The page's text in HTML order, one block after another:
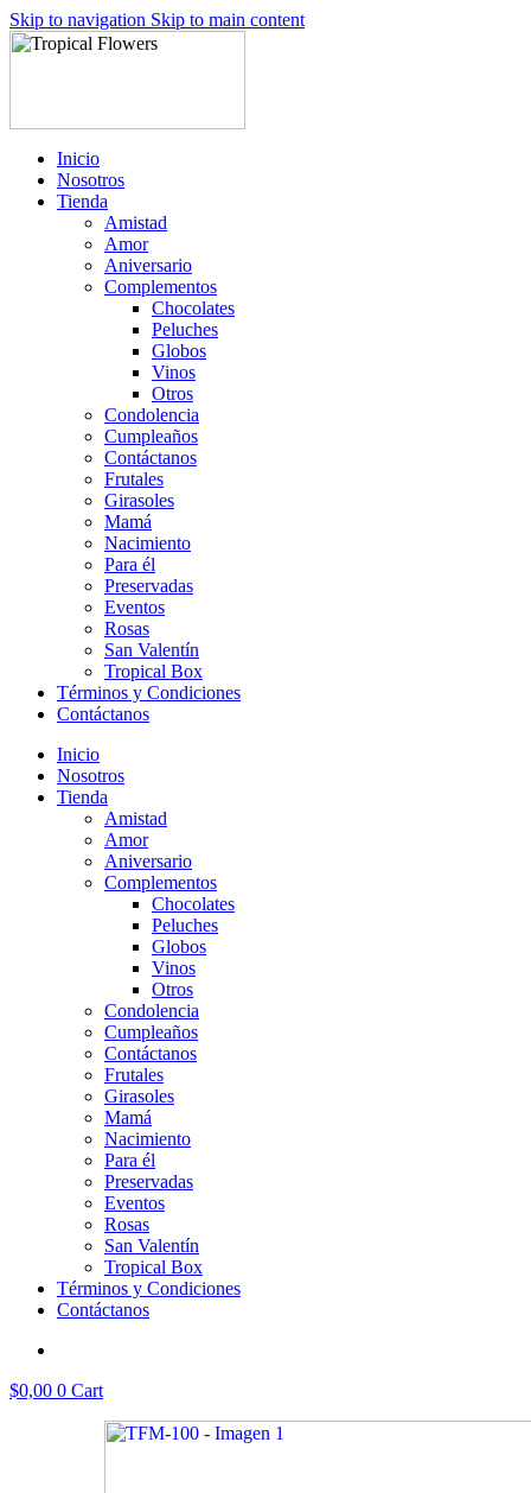
Skip to navigation Skip to main content
Inicio
Nosotros
Tienda
Amistad
Amor
Aniversario
Complementos
Chocolates
Peluches
Globos
Vinos
Otros
Condolencia
Cumpleaños
Contáctanos
Frutales
Girasoles
Mamá
Nacimiento
Para él
Preservadas
Eventos
Rosas
San Valentín
Tropical Box
Términos y Condiciones
Contáctanos
Inicio
Nosotros
Tienda
Amistad
Amor
Aniversario
Complementos
Chocolates
Peluches
Globos
Vinos
Otros
Condolencia
Cumpleaños
Contáctanos
Frutales
Girasoles
Mamá
Nacimiento
Para él
Preservadas
Eventos
Rosas
San Valentín
Tropical Box
Términos y Condiciones
Contáctanos
$0,00 0 Cart